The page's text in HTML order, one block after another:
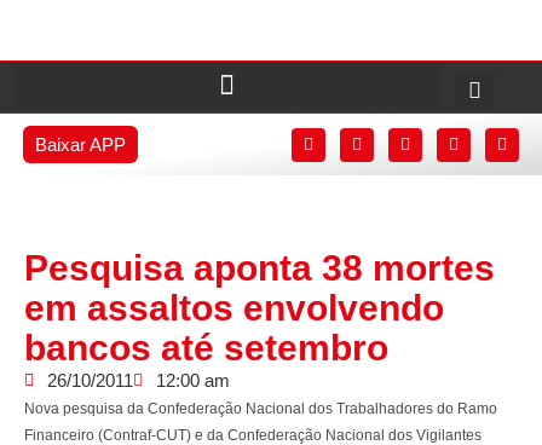
Baixar APP
Pesquisa aponta 38 mortes
em assaltos envolvendo
bancos até setembro
26/10/2011 12:00 am
Nova pesquisa da Confederação Nacional dos Trabalhadores do Ramo
Financeiro (Contraf-CUT) e da Confederação Nacional dos Vigilantes